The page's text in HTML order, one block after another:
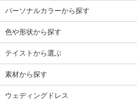
パーソナルカラーから探す
色や形状から探す
テイストから選ぶ
素材から探す
ウェディングドレス